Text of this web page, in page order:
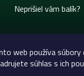
web používa
súhlas s ich
Neprišiel vám balík?